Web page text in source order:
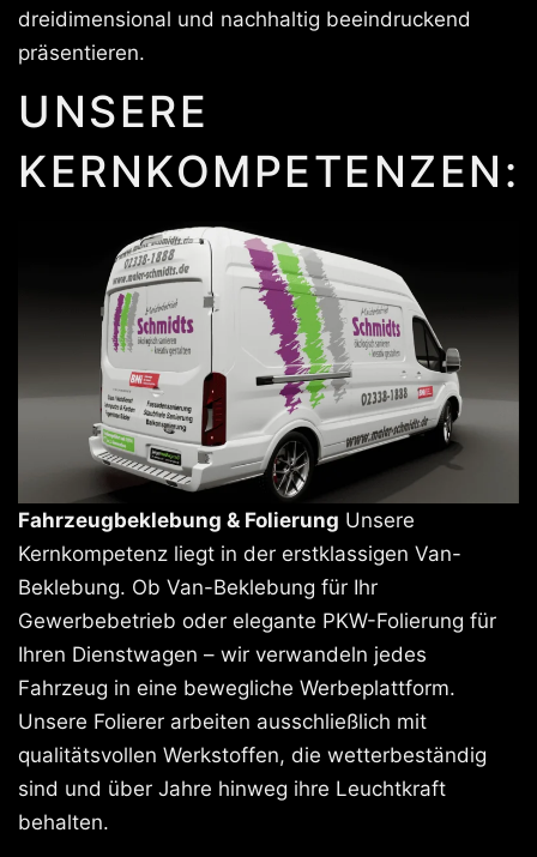
dreidimensional und nachhaltig beeindruckend
präsentieren.
UNSERE
KERNKOMPETENZEN:
Fahrzeugbeklebung & Folierung Unsere
Kernkompetenz liegt in der erstklassigen Van-
Beklebung. Ob Van-Beklebung für Ihr
Gewerbebetrieb oder elegante PKW-Folierung für
Ihren Dienstwagen – wir verwandeln jedes
Fahrzeug in eine bewegliche Werbeplattform.
Unsere Folierer arbeiten ausschließlich mit
qualitätsvollen Werkstoffen, die wetterbeständig
sind und über Jahre hinweg ihre Leuchtkraft
behalten.